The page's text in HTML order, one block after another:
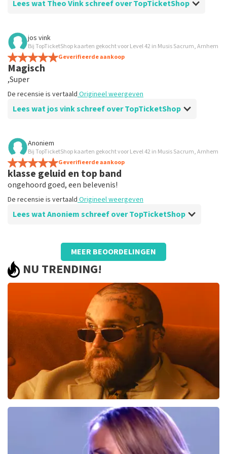
Lees wat Theo Vink schreef over TopTicketShop
Beoordeling van Theo Vink over
Goed betrouwbaar
De recensie is vertaald Origineel weergeven
jos vink
Bij TopTicketShop kaarten gekocht voor Level 42 in Musis Sacrum, Arnhem
Geverifieerde aankoop
Magisch
,Super
De recensie is vertaald Origineel weergeven
Lees wat jos vink schreef over TopTicketShop
Beoordeling van jos vink over
Super
Super
De recensie is vertaaldOrigineel weergeven
Anoniem
Bij TopTicketShop kaarten gekocht voor Level 42 in Musis Sacrum, Arnhem
Geverifieerde aankoop
klasse geluid en top band
ongehoord goed, een belevenis!
De recensie is vertaald Origineel weergeven
Lees wat Anoniem schreef over TopTicketShop
Beoordeling van Anoniem overTopTicketShop
prima
goed
De recensie is vertaaldOrigineel weergeven
MEER BEOORDELINGEN
NU TRENDING!
laatste 30 minuten